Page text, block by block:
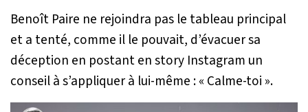
Benoît Paire ne rejoindra pas le tableau principal
et a tenté, comme il le pouvait, d’évacuer sa
déception en postant en story Instagram un
conseil à s’appliquer à lui-même : « Calme-toi ».